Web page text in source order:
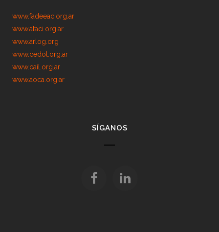
www.fadeeac.org.ar
www.ataci.org.ar
www.arlog.org
www.cedol.org.ar
www.cail.org.ar
www.aoca.org.ar
SÍGANOS